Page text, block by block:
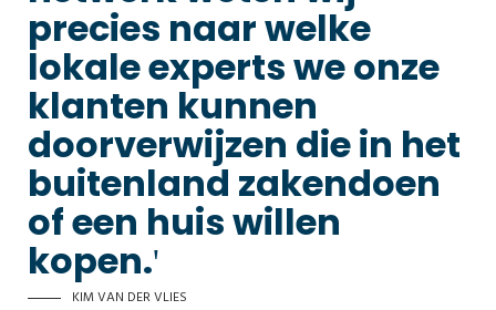
precies naar welke
lokale experts we onze
klanten kunnen
doorverwijzen die in het
buitenland zakendoen
of een huis willen
kopen.
KIM VAN DER VLIES